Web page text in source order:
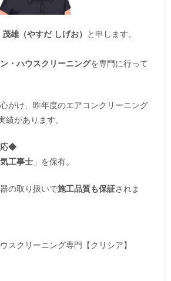
雄（やすだ しげお）
と申します。
・ハウスクリーニングを専門に行って
がけ、昨年度のエアコンクリーニング
績があります。
◆
工事士 」を保有。
の取り扱いで施工品質も保証されま
スクリーニング専門【クリシア】